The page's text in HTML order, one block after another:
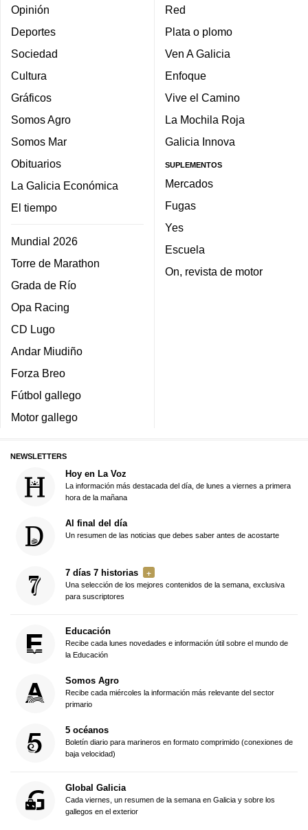
Opinión
Deportes
Sociedad
Cultura
Gráficos
Somos Agro
Somos Mar
Obituarios
La Galicia Económica
El tiempo
Mundial 2026
Torre de Marathon
Grada de Río
Opa Racing
CD Lugo
Andar Miudiño
Forza Breo
Fútbol gallego
Motor gallego
Red
Plata o plomo
Ven A Galicia
Enfoque
Vive el Camino
La Mochila Roja
Galicia Innova
SUPLEMENTOS
Mercados
Fugas
Yes
Escuela
On, revista de motor
NEWSLETTERS
Hoy en La Voz
La información más destacada del día, de lunes a viernes a primera
hora de la mañana
Al final del día
Un resumen de las noticias que debes saber antes de acostarte
7 días 7 historias
Una selección de los mejores contenidos de la semana, exclusiva
para suscriptores
Educación
Recibe cada lunes novedades e información útil sobre el mundo de
la Educación
Somos Agro
Recibe cada miércoles la información más relevante del sector
primario
5 océanos
Boletín diario para marineros en formato comprimido (conexiones de
baja velocidad)
Global Galicia
Cada viernes, un resumen de la semana en Galicia y sobre los
gallegos en el exterior